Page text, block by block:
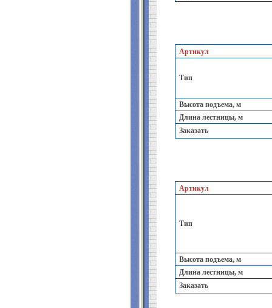
Артикул
Тип
Высота подъема, м
Длина лестницы, м
Заказать
Артикул
Тип
Высота подъема, м
Длина лестницы, м
Заказать